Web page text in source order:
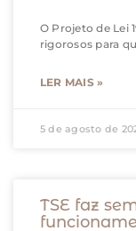
O Projeto de Lei
rigorosos para
LER MAIS »
5 de agosto de
TSE faz